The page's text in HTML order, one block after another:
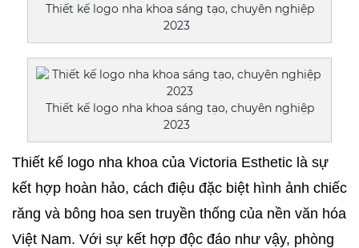
Thiết kế logo nha khoa sáng tạo, chuyên nghiệp
2023
Thiết kế logo nha khoa sáng tạo, chuyên nghiệp
2023
Thiết kế logo nha khoa của Victoria Esthetic là sự
kết hợp hoàn hảo, cách điệu đặc biệt hình ảnh chiếc
răng và bông hoa sen truyền thống của nền văn hóa
Việt Nam. Với sự kết hợp độc đáo như vậy, phòng